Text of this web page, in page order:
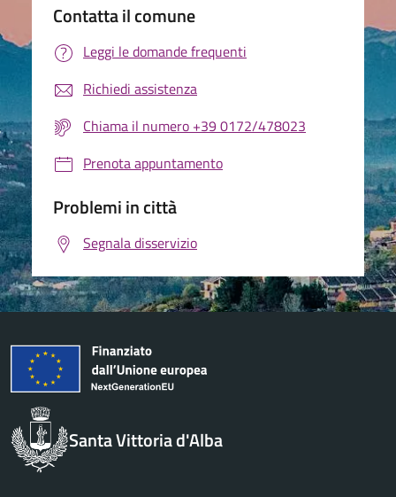
Contatta il comune
Leggi le domande frequenti
Richiedi assistenza
Chiama il numero +39 0172/478023
Prenota appuntamento
Problemi in città
Segnala disservizio
Santa Vittoria d'Alba